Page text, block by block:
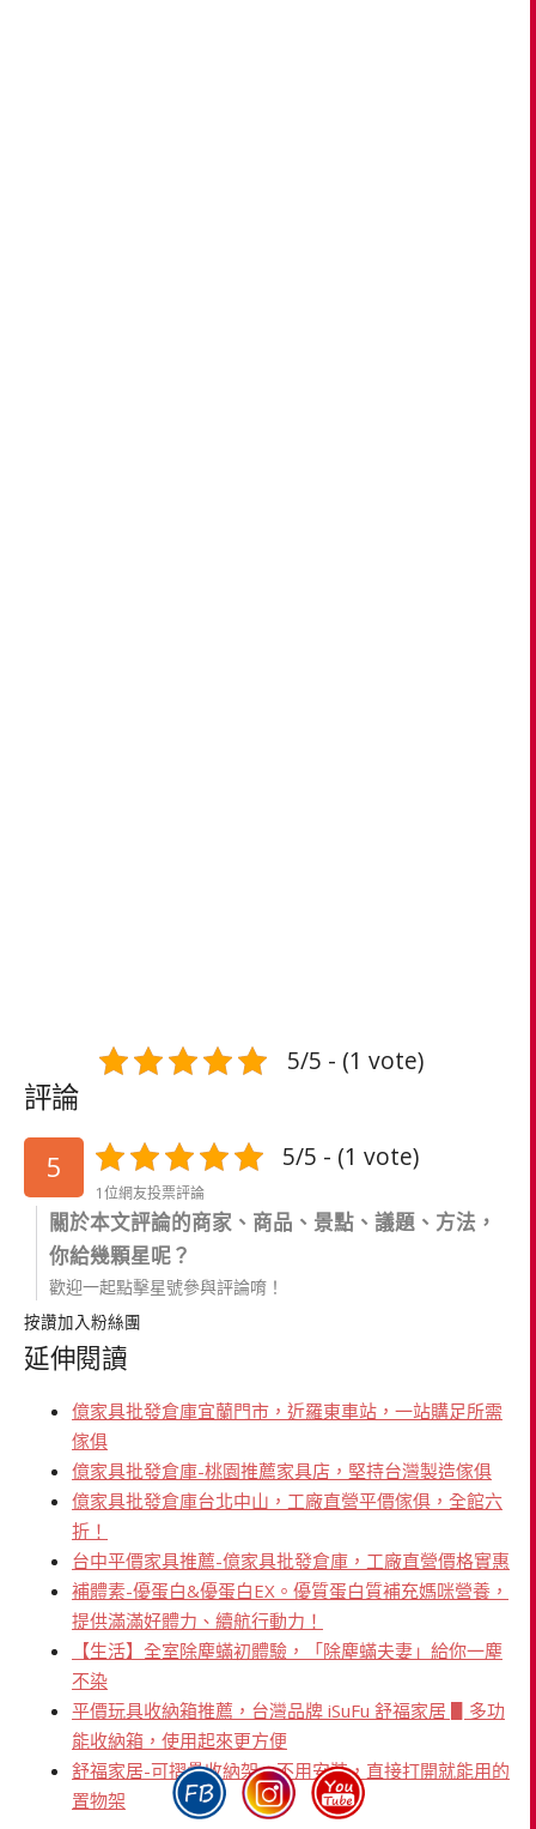
5/5 - (1 vote)
評論
5
5/5 - (1 vote)
1位網友投票評論
關於本文評論的商家、商品、景點、議題、方法，
你給幾顆星呢？
歡迎一起點擊星號參與評論唷！
按讚加入粉絲團
延伸閱讀
億家具批發倉庫宜蘭門市，近羅東車站，一站購足所需
傢俱
億家具批發倉庫-桃園推薦家具店，堅持台灣製造傢俱
億家具批發倉庫台北中山，工廠直營平價傢俱，全館六
折！
台中平價家具推薦-億家具批發倉庫，工廠直營價格實惠
補體素-優蛋白&優蛋白EX。優質蛋白質補充媽咪營養，
提供滿滿好體力、續航行動力！
【生活】全室除塵蟎初體驗，「除塵蟎夫妻」給你一塵
不染
平價玩具收納箱推薦，台灣品牌 iSuFu 舒福家居 ▋多功
能收納箱，使用起來更方便
舒福家居-可摺疊收納架，不用安裝，直接打開就能用的
置物架